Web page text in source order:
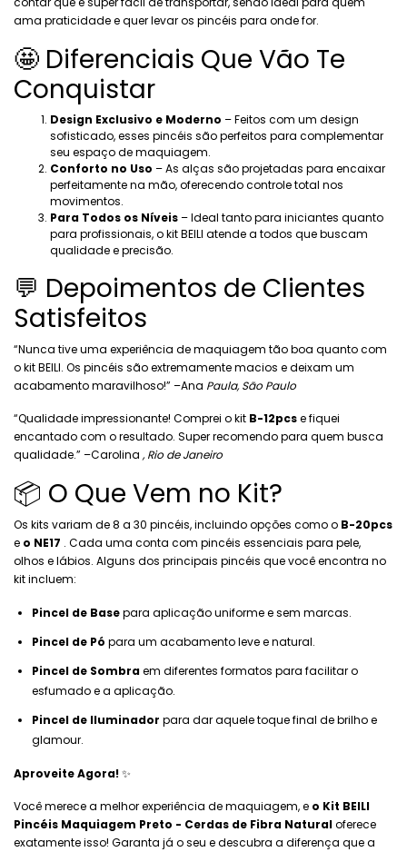
ama praticidade e quer levar os pincéis para onde for.
🤩 Diferenciais Que Vão Te
Conquistar
Design Exclusivo e Moderno – Feitos com um design
sofisticado, esses pincéis são perfeitos para complementar
seu espaço de maquiagem.
Conforto no Uso – As alças são projetadas para encaixar
perfeitamente na mão, oferecendo controle total nos
movimentos.
Para Todos os Níveis– Ideal tanto para iniciantes quanto
para profissionais, o kit BEILI atende a todos que buscam
qualidade e precisão.
💬 Depoimentos de Clientes
Satisfeitos
“Nunca tive uma experiência de maquiagem tão boa quanto com
o kit BEILI. Os pincéis são extremamente macios e deixam um
acabamento maravilhoso!” –Ana Paula, São Paulo
“Qualidade impressionante! Comprei o kit B-12pcse fiquei
encantado com o resultado. Super recomendo para quem busca
qualidade.” –Carolina , Rio de Janeiro
📦 O Que Vem no Kit?
Os kits variam de 8 a 30 pincéis, incluindo opções como o B-20pcs
e o NE17 . Cada uma conta com pincéis essenciais para pele,
olhos e lábios. Alguns dos principais pincéis que você encontra no
kit incluem:
Pincel de Basepara aplicação uniforme e sem marcas.
Pincel de Pó para um acabamento leve e natural.
Pincel de Sombraem diferentes formatos para facilitar o
esfumado e a aplicação.
Pincel de Iluminador para dar aquele toque final de brilho e
glamour.
Aproveite Agora!✨
Você merece a melhor experiência de maquiagem, e o Kit BEILI
Pincéis Maquiagem Preto - Cerdas de Fibra Naturaloferece
exatamente isso! Garanta já o seu e descubra a diferença que a